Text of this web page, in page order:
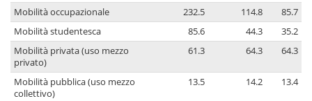
Mobilità occupazionale 232.5 114.8
85.7
Mobilità studentesca
85.6 44.3
35.2
Mobilità privata (uso mezzo
privato)
61.3 64.3 64.3
Mobilità pubblica (uso mezzo
collettivo)
13.5 14.2 13.4